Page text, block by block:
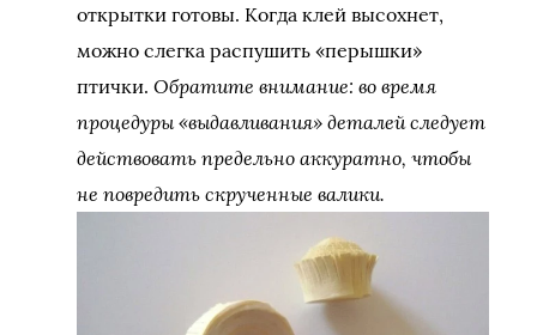
открытки готовы. Когда клей высохнет,
можно слегка распушить «перышки»
птички. Обратите внимание: во время
процедуры «выдавливания» деталей следует
действовать предельно аккуратно, чтобы
не повредить скрученные валики.